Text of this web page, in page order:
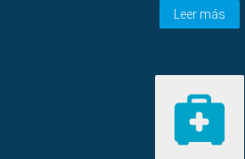
Leer más